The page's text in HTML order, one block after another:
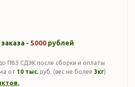
- 5000 рублей
ПВЗ СДЭК после сборки и оплаты
от 10 тыс. руб. (вес не более 3кг)